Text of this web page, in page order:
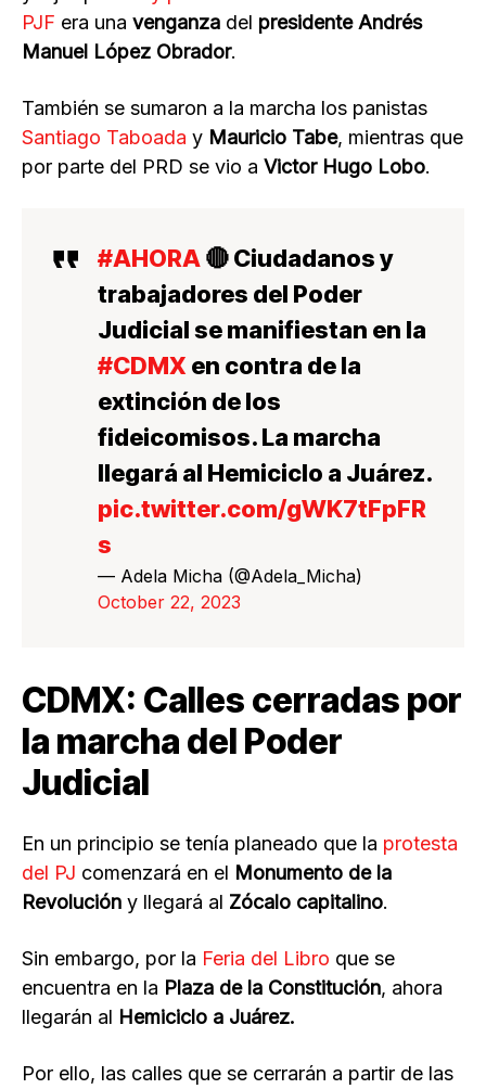
PJF era una venganza del presidente Andrés
Manuel López Obrador.
También se sumaron a la marcha los panistas
Santiago Taboada y Mauricio Tabe, mientras que
por parte del PRD se vio a Victor Hugo Lobo.
#AHORA🔴 Ciudadanos y
trabajadores del Poder
Judicial se manifiestan en la
#CDMX en contra de la
extinción de los
fideicomisos. La marcha
llegará al Hemiciclo a Juárez.
pic.twitter.com/gWK7tFpFR
s
— Adela Micha (@Adela_Micha)
October 22, 2023
CDMX: Calles cerradas por
la marcha del Poder
Judicial
En un principio se tenía planeado que la protesta
del PJ comenzará en el Monumento de la
Revolución y llegará al Zócalo capitalino.
Sin embargo, por la Feria del Libro que se
encuentra en la Plaza de la Constitución, ahora
llegarán al Hemiciclo a Juárez.
Por ello, las calles que se cerrarán a partir de las